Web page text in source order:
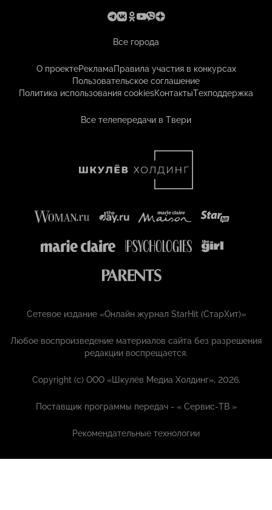
Все города
О проектеРекламаПравила участия в конкурсах
Пользовательское соглашение
Политика использования cookiesКонтактыТехподдержка
Все телепередачи в Твери
Сетевое издание «Онлайн журнал StarHit (СтарХит)»
Любое воспроизведение материалов сайта без разрешения
редакции воспрещается.
Copyright (с) ООО «Шкулёв Медиа Холдинг», 2026.
Поставщик программы передач - «Сервис-ТВ »
Рекомендательные технологии